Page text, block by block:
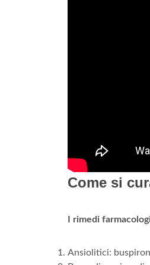
Come si
I rimedi
Ansiolitici: